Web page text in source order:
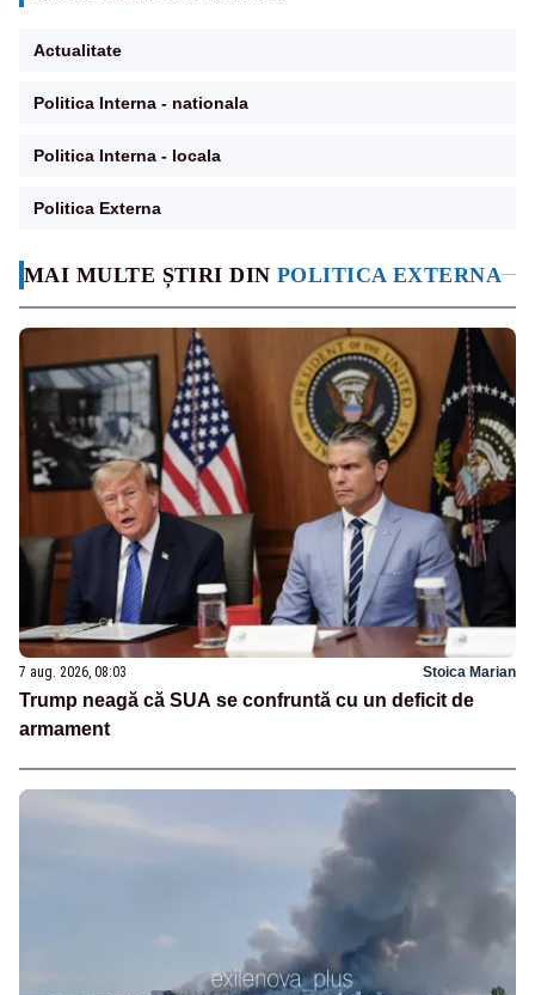
MAI MULTE ȘTIRI DIN POLITICA EXTERNA
7 aug. 2026, 08:03 Stoica Marian
Trump neagă că SUA se confruntă cu un deficit de
armament
Actualitate
Politica Interna - nationala
Politica Interna - locala
Politica Externa